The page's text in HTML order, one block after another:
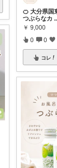
🍊 大分県国
つぶらなカ
￥ 9,000
0 0
コレ